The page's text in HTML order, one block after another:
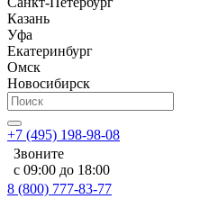
Казань
Уфа
Екатеринбург
Омск
Новосибирск
+7 (495) 198-98-08
Звоните
с 09:00 до 18:00
8 (800) 777-83-77